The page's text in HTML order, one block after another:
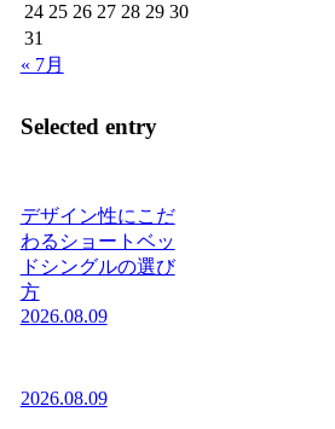
24 25 26 27 28 29 30
31
« 7月
Selected entry
デザイン性にこだ
わるショートベッ
ドシングルの選び
方
2026.08.09
2026.08.09